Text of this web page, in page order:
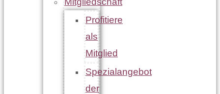
Profitiere
als
Mitglied
Spezialangebot
der